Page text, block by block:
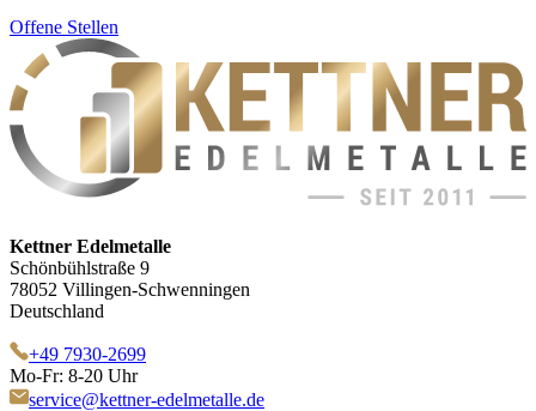
Offene Stellen
Kettner Edelmetalle
Schönbühlstraße 9
78052 Villingen-Schwenningen
Deutschland
+49 7930-2699
Mo-Fr: 8-20 Uhr
service@kettner-edelmetalle.de